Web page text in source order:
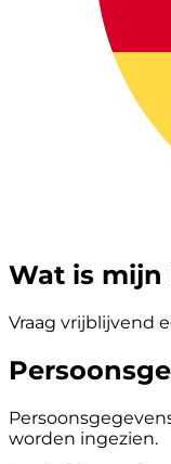
Wat is mijn
Vraag vrijblijvend
worden ingezien.